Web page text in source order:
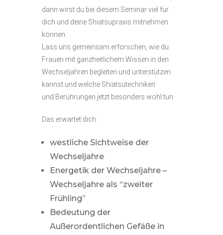
dann wirst du bei diesem Seminar viel für
dich und deine Shiatsupraxis mitnehmen
können.
Lass uns gemeinsam erforschen, wie du
Frauen mit ganzheitlichem Wissen in den
Wechseljahren begleiten und unterstützen
kannst und welche Shiatsutechniken
und Berührungen jetzt besonders wohl tun.
Das erwartet dich:
westliche Sichtweise der
Wechseljahre
Energetik der Wechseljahre –
Wechseljahre als “zweiter
Frühling”
Bedeutung der
Außerordentlichen Gefäße in